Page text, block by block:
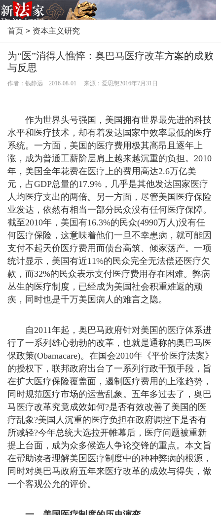
首页 > 资本主义研究
为“医”消得人憔悴：奥巴马医疗改革方案的成败
与反思
作者：钱静远 2016-08-01 来源：爱思想2016年7月31日
作为世界头号强国，美国拥有世界最先进的科技
水平和医疗技术，却有着发达国家中效率最低的医疗
系统。一方面，美国的医疗费用极其高昂且逐年上
涨，成为普通工薪阶层肩上越来越沉重的负担。2010
年，美国全年花费在医疗上的费用高达2.6万亿美
元，占GDP总量的17.9%，几乎是其他发达国家医疗
人均医疗支出的两倍。另一方面，尽管美国医疗保险
业发达，依然有相当一部分民众没有任何医疗保障。
截至2010年，美国有16.3%的民众(4990万人)没有任
何医疗保险，这意味着他们一旦不幸患病，就可能因
支付不起天价医疗费用而债台高筑、倾家荡产。一项
统计显示，美国有近11%的民众完全无法偿还医疗欠
款，而32%的民众表示支付医疗费用存在困难。弊病
丛生的医疗制度，已经成为美国社会积重难返的顽
疾，同时也是千万美国病人的难言之隐。
自2011年起，奥巴马政府针对美国的医疗体系进
行了一系列雄心勃勃的改革，也就是通称的奥巴马医
保政策(Obamacare)。在国会2010年《平价医疗法案》
的授权下，联邦政府出台了一系列行政干预手段，旨
在扩大医疗保险覆盖面，遏制医疗费用的上涨趋势，
同时规范医疗市场的运营乱象。五年多过去了，奥巴
马医疗改革究竟成效如何?是否有效改善了美国的医
疗乱象?美国人沉重的医疗负担在政府调控下是否有
所减轻?今年总统大选拉开帷幕后，医疗问题被重新
提上台面，成为众多候选人争论交锋的重点。本文旨
在帮助读者理解美国医疗制度中的种种弊病的根源，
同时对奥巴马政府五年来医疗改革的成效与得失，做
一个客观公允的评价。